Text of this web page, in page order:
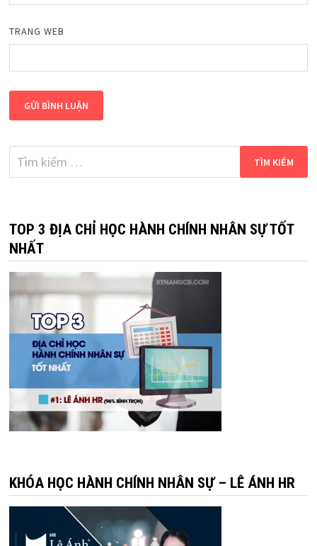
TRANG WEB
Tìm
kiếm
TOP 3 ĐỊA CHỈ HỌC HÀNH CHÍNH NHÂN SỰ TỐT
NHẤT
KHÓA HỌC HÀNH CHÍNH NHÂN SỰ – LÊ ÁNH HR